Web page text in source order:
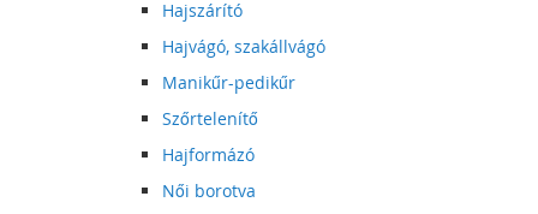
Hajszárító
Hajvágó, szakállvágó
Manikűr-pedikűr
Szőrtelenítő
Hajformázó
Női borotva